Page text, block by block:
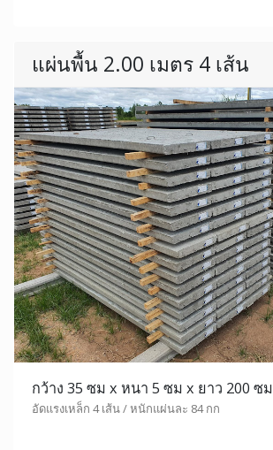
แผ่นพื้น 2.00 เมตร 4 เส้น
กว้าง 35 ซม x หนา 5 ซม x ยาว 200 ซม
อัดแรงเหล็ก 4 เส้น / หนักแผ่นละ 84 กก